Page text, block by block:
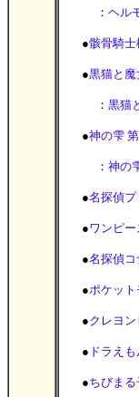
： ヘル
●骸骨騎
●黒猫と
： 黒猫
●神の雫
： 神の
●名探偵
●ワンピ
●名探偵
●ポケッ
●クレヨ
● ドラえ
●ちびま